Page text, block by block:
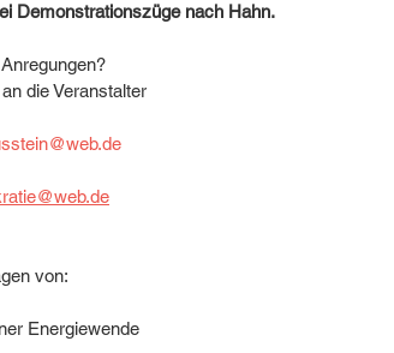
Demonstrationszüge nach Hahn.
die Veranstalter
von:
Energiewende